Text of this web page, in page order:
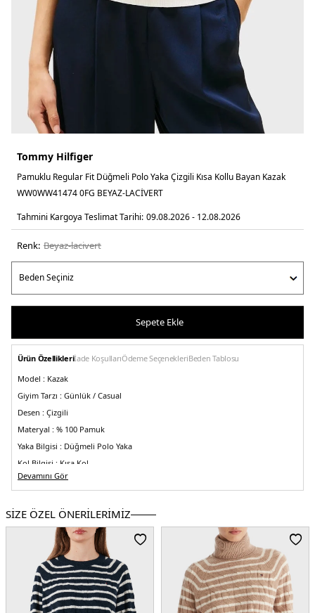
Tommy Hilfiger
Pamuklu Regular Fit Düğmeli Polo Yaka Çizgili Kısa Kollu Bayan Kazak
WW0WW41474 0FG BEYAZ-LACİVERT
Tahmini Kargoya Teslimat Tarihi: 09.08.2026 - 12.08.2026
Renk: beyaz-laci̇vert
Sepete Ekle
Ürün Özellikleriİade KoşullarıÖdeme SeçenekleriBeden Tablosu
Model : Kazak
Giyim Tarzı : Günlük / Casual
Desen : Çizgili
Materyal : % 100 Pamuk
Yaka Bilgisi : Düğmeli Polo Yaka
Kol Bilgisi : Kısa Kol
Kalıp Bilgisi :Regular Fit
Üretim Yeri :Vietnam
2DEWW0WW414740FG.652
Devamını Gör
SİZE ÖZEL ÖNERİLERİMİZ